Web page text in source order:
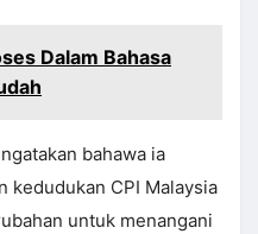
Dalam Bahasa
bahawa ia
kedudukan CPI Malaysia
untuk menangani